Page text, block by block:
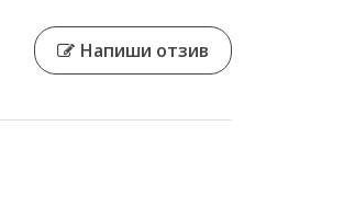
Напиши отзив